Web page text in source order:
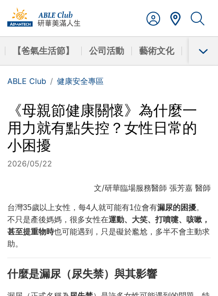
【爸氣生活節】 公司活動 藝術文化 學習
ABLE Club 健康安全專區
《母親節健康關懷》為什麼一
用力就有點失控？女性日常的
小困擾
2026/05/22
文/研華臨場服務醫師 張芳嘉 醫師
台灣35歲以上女性，每4人就可能有1位會有漏尿的困擾。
不只是產後媽媽，很多女性在運動、大笑、打噴嚏、咳嗽，
甚至提重物時也可能遇到，只是礙於尷尬，多半不會主動求
助。
什麼是漏尿（尿失禁）與其影響